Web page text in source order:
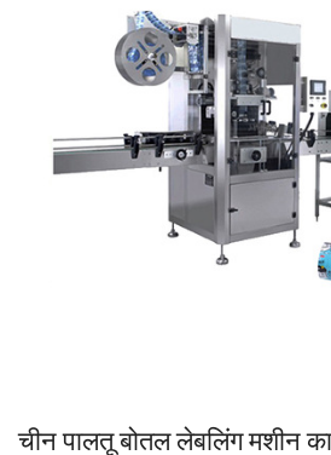
चीन पालतू बोतल लेबलिंग मशीन